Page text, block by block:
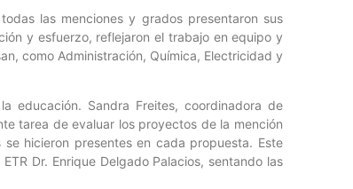
las menciones y grados presentaron sus
y esfuerzo, reflejaron el trabajo en equipo y
como Administración, Química, Electricidad y
educación. Sandra Freites, coordinadora de
tarea de evaluar los proyectos de la mención
hicieron presentes en cada propuesta. Este
Dr. Enrique Delgado Palacios, sentando las